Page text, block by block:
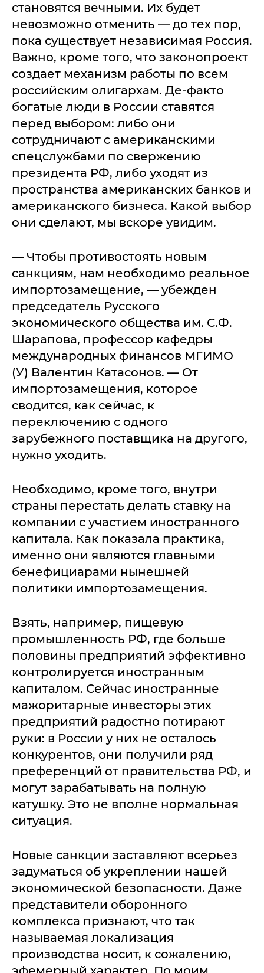
становятся вечными. Их будет
невозможно отменить — до тех пор,
пока существует независимая Россия.
Важно, кроме того, что законопроект
создает механизм работы по всем
российским олигархам. Де-факто
богатые люди в России ставятся
перед выбором: либо они
сотрудничают с американскими
спецслужбами по свержению
президента РФ, либо уходят из
пространства американских банков и
американского бизнеса. Какой выбор
они сделают, мы вскоре увидим.
— Чтобы противостоять новым
санкциям, нам необходимо реальное
импортозамещение, — убежден
председатель Русского
экономического общества им. С.Ф.
Шарапова, профессор кафедры
международных финансов МГИМО
(У) Валентин Катасонов. — От
импортозамещения, которое
сводится, как сейчас, к
переключению с одного
зарубежного поставщика на другого,
нужно уходить.
Необходимо, кроме того, внутри
страны перестать делать ставку на
компании с участием иностранного
капитала. Как показала практика,
именно они являются главными
бенефициарами нынешней
политики импортозамещения.
Взять, например, пищевую
промышленность РФ, где больше
половины предприятий эффективно
контролируется иностранным
капиталом. Сейчас иностранные
мажоритарные инвесторы этих
предприятий радостно потирают
руки: в России у них не осталось
конкурентов, они получили ряд
преференций от правительства РФ, и
могут зарабатывать на полную
катушку. Это не вполне нормальная
ситуация.
Новые санкции заставляют всерьез
задуматься об укреплении нашей
экономической безопасности. Даже
представители оборонного
комплекса признают, что так
называемая локализация
производства носит, к сожалению,